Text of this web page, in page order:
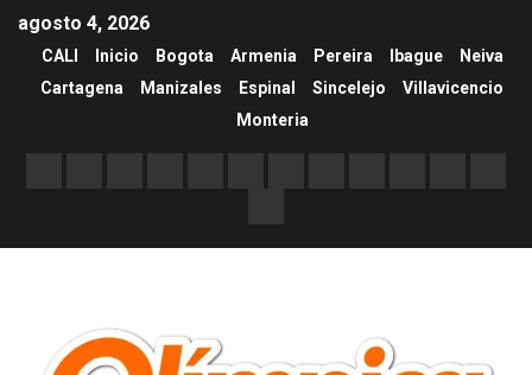
agosto 4, 2026
CALI Inicio Bogota Armenia Pereira Ibague
Neiva
Cartagena
Manizales Espinal Sincelejo
Villavicencio
Monteria